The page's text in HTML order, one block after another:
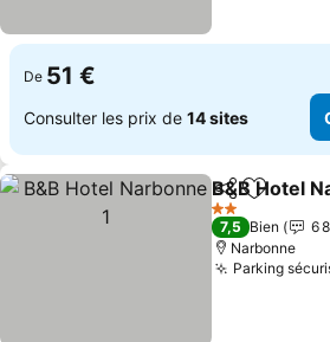
De 51 €
Consulter les prix de 14 sites
PartagerAjouter
B&B Hotel
2 Étoiles
7,5 Bien
6
Narbonne
Parking